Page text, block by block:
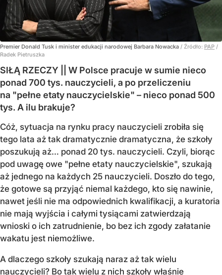
Premier Donald Tusk i minister edukacji narodowej Barbara Nowacka / Źródło: PAP /
Radek Pietruszka
SIŁĄ RZECZY || W Polsce pracuje w sumie nieco
ponad 700 tys. nauczycieli, a po przeliczeniu
na "pełne etaty nauczycielskie" – nieco ponad 500
tys. A ilu brakuje?
Cóż, sytuacja na rynku pracy nauczycieli zrobiła się
tego lata aż tak dramatycznie dramatyczna, że szkoły
poszukują aż… ponad 20 tys. nauczycieli. Czyli, biorąc
pod uwagę owe "pełne etaty nauczycielskie", szukają
aż jednego na każdych 25 nauczycieli. Doszło do tego,
że gotowe są przyjąć niemal każdego, kto się nawinie,
nawet jeśli nie ma odpowiednich kwalifikacji, a kuratoria
nie mają wyjścia i całymi tysiącami zatwierdzają
wnioski o ich zatrudnienie, bo bez ich zgody załatanie
wakatu jest niemożliwe.
A dlaczego szkoły szukają naraz aż tak wielu
nauczycieli? Bo tak wielu z nich szkoły właśnie